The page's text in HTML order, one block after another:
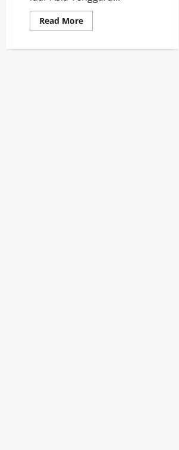
Read MoreRead
more
Malaysia